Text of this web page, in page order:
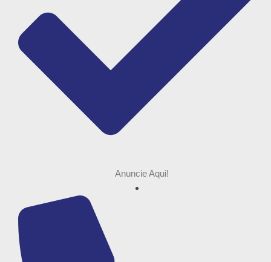
Anuncie Aqui!